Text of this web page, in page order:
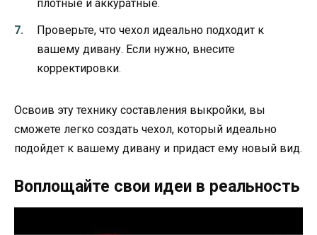
плотные и аккуратные.
Проверьте, что чехол идеально подходит к
вашему дивану. Если нужно, внесите
корректировки.
Освоив эту технику составления выкройки, вы
сможете легко создать чехол, который идеально
подойдет к вашему дивану и придаст ему новый вид.
Воплощайте свои идеи в реальность